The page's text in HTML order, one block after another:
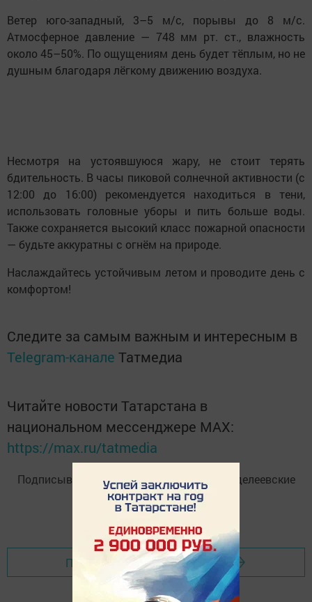
Ветер юго-западный, 3–5 м/с, порывы до 8 м/с.
Атмосферное давление — 748 мм рт. ст., влажность
около 45–50%. По ощущениям день будет тёплым, но не
душным благодаря лёгкому движению воздуха.
Несмотря на устоявшуюся жару, не стоит терять
бдительность. В часы пиковой солнечной активности (с
12:00 до 16:00) рекомендуется находиться в тени,
использовать головные уборы и пить больше воды.
Также сохраняется высокий класс пожарной опасности
— будьте аккуратны с огнём на природе.
Наслаждайтесь устойчивым летом и проводите день с
комфортом!
Следите за самым важным и интересным в
Telegram-канале Татмедиа
Читайте новости Татарстана в
национальном мессенджере MАХ:
https://max.ru/tatmedia
Подписывайтесь наTelegram-канал
«Менделеевские
новости»
Перейти на страницу новости